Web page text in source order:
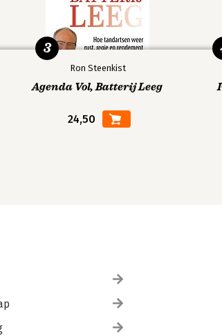
Ron Steenkist
Agenda Vol, Batterij Leeg
24,50
3